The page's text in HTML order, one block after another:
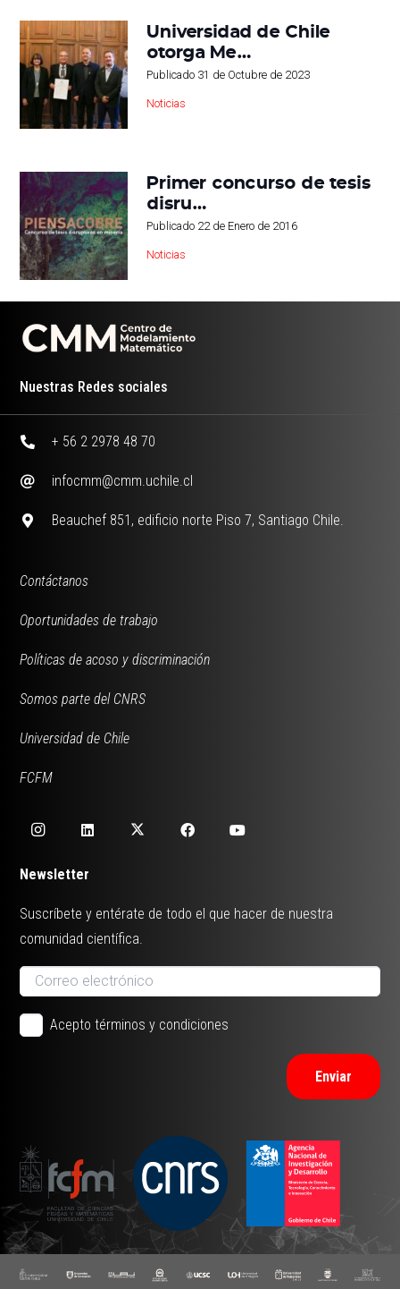
Universidad de Chile
otorga Me…
Publicado 31 de Octubre de 2023
Noticias
Primer concurso de tesis
disru…
Publicado 22 de Enero de 2016
Noticias
Nuestras Redes sociales
+ 56 2 2978 48 70
infocmm@cmm.uchile.cl
Beauchef 851, edificio norte Piso 7, Santiago Chile.
Contáctanos
Oportunidades de trabajo
Políticas de acoso y discriminación
Somos parte del CNRS
Universidad de Chile
FCFM
Newsletter
Suscríbete y entérate de todo el que hacer de nuestra
comunidad científica.
Acepto términos y condiciones
Enviar